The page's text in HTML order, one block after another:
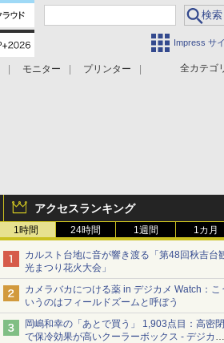
Impress サ
全カテゴ
モニター
プリンター
アクセスランキング
1時間 24時間 1週間 1カ月
カルスト台地に音が響き渡る「第48回秋吉台
光まつり花火大会」
カメラバカにつける薬 in デジカメ Watch：こ
いうのはフィールドズームと呼ぼう
岡嶋和幸の「あとで買う」 1,903点目：高密閉
で保冷効果が高いクーラーボックス - デジカメ